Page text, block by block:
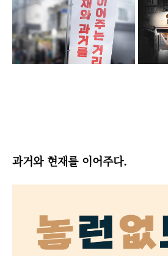
과거와 현재를 이어주다.